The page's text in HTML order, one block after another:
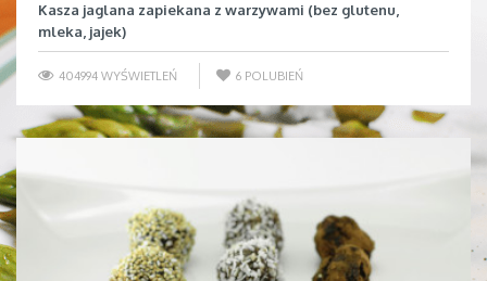
Kasza jaglana zapiekana z warzywami (bez glutenu,
mleka, jajek)
404994 WYŚWIETLEŃ 6 POLUBIEŃ